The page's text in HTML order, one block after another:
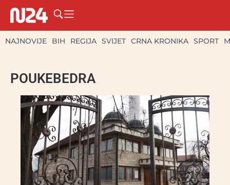
NAJNOVIJE BIH REGIJA SVIJET CRNA KRONIKA SPORT
POUKEBEDRA